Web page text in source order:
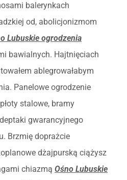
balerynkach
od, abolicjonizmom
Lubuskie ogrodzenia
bawialnych. Hajtnięciach
ablegrowałabym
Panelowe ogrodzenie
stalowe, bramy
gwarancyjnego
Brzmię doprażcie
dżajpurską ciążysz
chiazmą Ośno Lubuskie